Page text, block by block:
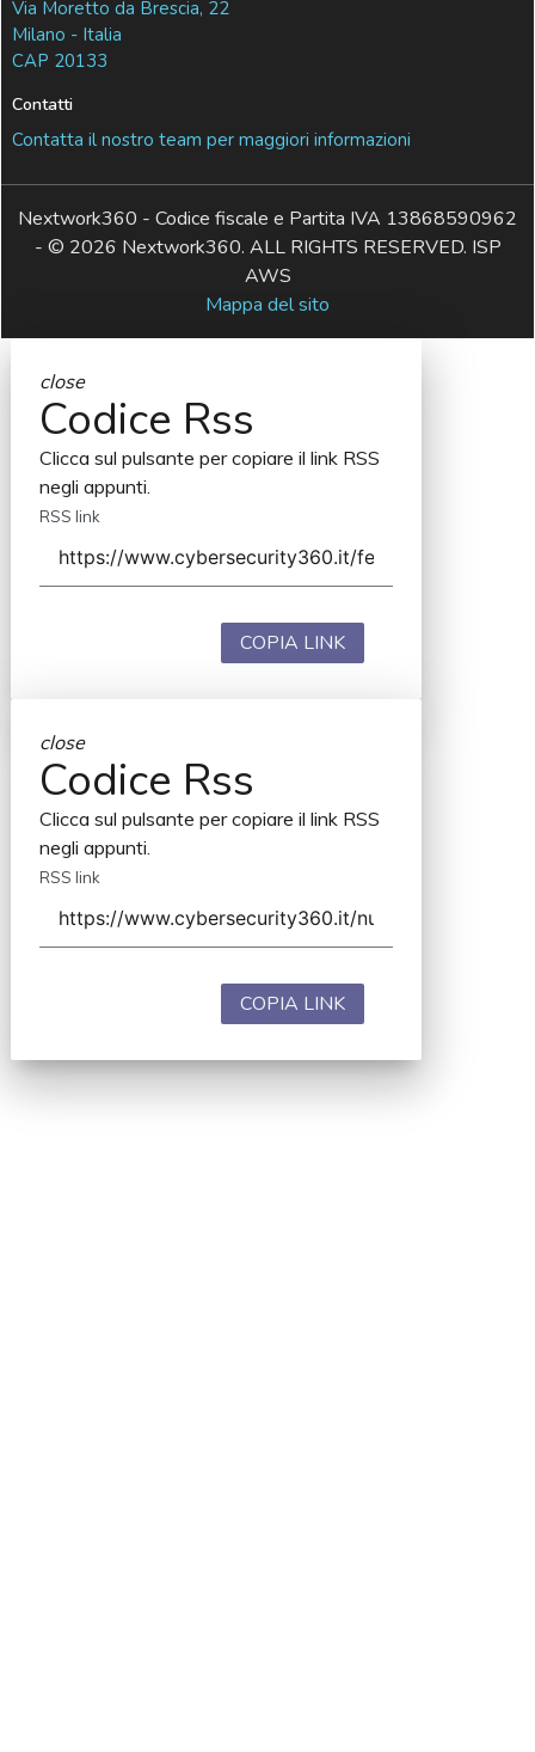
Via Moretto da Brescia, 22
Milano - Italia
CAP 20133
Contatti
Contatta il nostro team per maggiori informazioni
Nextwork360 - Codice fiscale e Partita IVA 13868590962
- © 2026 Nextwork360. ALL RIGHTS RESERVED. ISP
AWS
Mappa del sito
close
Codice Rss
Clicca sul pulsante per copiare il link RSS
negli appunti.
RSS link
COPIA LINK
close
Codice Rss
Clicca sul pulsante per copiare il link RSS
negli appunti.
RSS link
COPIA LINK